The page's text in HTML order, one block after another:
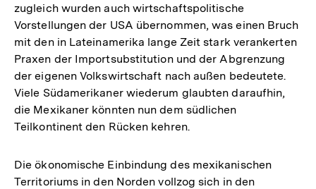
zugleich wurden auch wirtschaftspolitische
Vorstellungen der USA übernommen, was einen Bruch
mit den in Lateinamerika lange Zeit stark verankerten
Praxen der Importsubstitution und der Abgrenzung
der eigenen Volkswirtschaft nach außen bedeutete.
Viele Südamerikaner wiederum glaubten daraufhin,
die Mexikaner könnten nun dem südlichen
Teilkontinent den Rücken kehren.
Die ökonomische Einbindung des mexikanischen
Territoriums in den Norden vollzog sich in den